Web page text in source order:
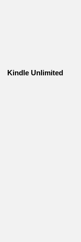
Kindle Unlimited